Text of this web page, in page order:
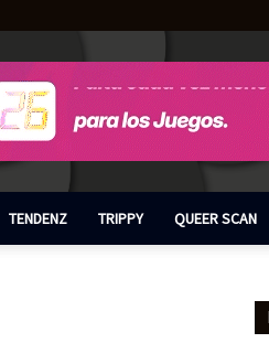
TENDENZ TRIPPY QUEER SCAN